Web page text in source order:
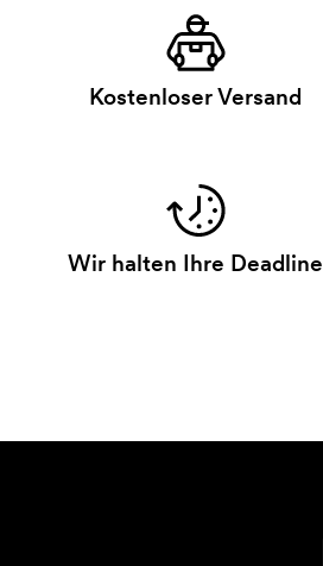
Kostenloser Versand
Wir halten Ihre Deadline